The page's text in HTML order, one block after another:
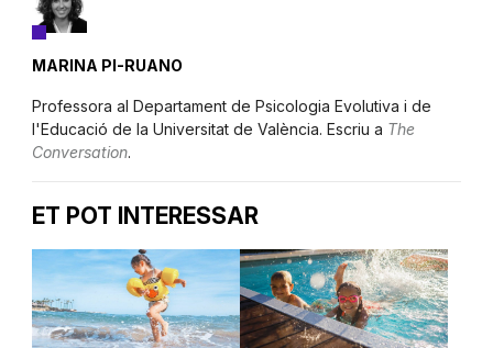
MARINA PI-RUANO
Professora al Departament de Psicologia Evolutiva i de
l'Educació de la Universitat de València. Escriu a The
Conversation.
ET POT INTERESSAR